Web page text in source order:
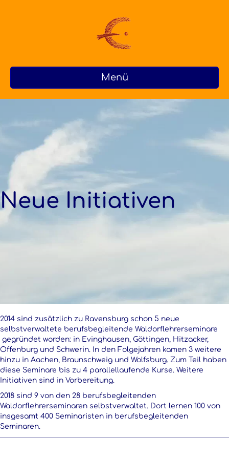
Menü
Neue Initiativen
2014 sind zusätzlich zu Ravensburg schon 5 neue
selbstverwaltete berufsbegleitende Waldorflehrerseminare
gegründet worden: in Evinghausen, Göttingen, Hitzacker,
Offenburg und Schwerin. In den Folgejahren kamen 3 weitere
hinzu in Aachen, Braunschweig und Wolfsburg. Zum Teil haben
diese Seminare bis zu 4 parallellaufende Kurse. Weitere
Initiativen sind in Vorbereitung.
2018 sind 9 von den 28 berufsbegleitenden
Waldorflehrerseminaren selbstverwaltet. Dort lernen 100 von
insgesamt 400 Seminaristen in berufsbegleitenden
Seminaren.